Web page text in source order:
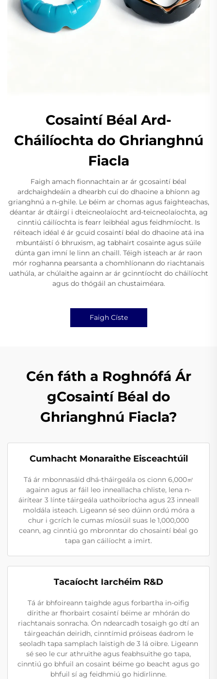
Cosaintí Béal Ard-
Cháilíochta do Ghrianghnú
Fiacla
Faigh amach fionnachtain ar ár gcosaintí béal
ardchaighdeáin a dhearbh cuí do dhaoine a bhíonn ag
grianghnú a n-ghile. Le béim ar chomas agus faighteachas,
déantar ár dtáirgí i dteicneolaíocht ard-teicneolaíochta, ag
cinntiú cáilíochta is fearr leibhéal agus feidhmíocht. Is
réiteach idéal é ár gcuid cosaintí béal do dhaoine atá ina
mbuntáistí ó bhruxism, ag tabhairt cosainte agus súile
dúnta gan imní le linn an chaill. Téigh isteach ar ár raon
mór roghanna pearsanta a chomhlíonann do riachtanais
uathúla, ar chúlaithe againn ar ár gcinntíocht do cháilíocht
agus do thógáil an chustaiméara.
Faigh Císte
Cén fáth a Roghnófá Ár
gCosaintí Béal do
Ghrianghnú Fiacla?
Cumhacht Monaraithe Eisceachtúil
Tá ár mbonnasáid dhá-tháirgeála os cionn 6,000㎡
againn agus ar fáil leo inneallacha chliste, lena n-
áirítear 3 línte táirgeála uathoibríocha agus 23 inneall
moldála isteach. Ligeann sé seo dúinn ordú móra a
chur i gcrích le cumas míosúil suas le 1,000,000
ceann, ag cinntiú go mbronntar do chosaintí béal go
tapa gan cáilíocht a imirt.
Tacaíocht Iarchéim R&D
Tá ár bhfoireann taighde agus forbartha in-oifig
dírithe ar fhorbairt cosaintí béime ar mhórán do
riachtanais sonracha. Ón ndearcadh tosaigh go dtí an
táirgeachán deiridh, cinntímid próiseas éadrom le
seoladh tapa samplach laistigh de 3 lá oibre. Ligeann
sé seo le cur athruithe agus feabhsuithe go tapa,
cinntiú go bhfuil an cosaint béime go beacht agus go
bhfuil sí ag feidhmiú go hidirlinne.